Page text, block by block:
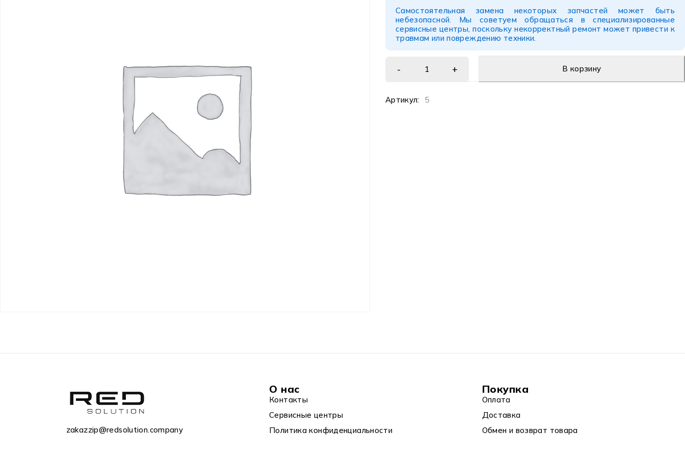
Самостоятельная замена некоторых запчастей может быть
небезопасной. Мы советуем обращаться в специализированные
сервисные центры, поскольку некорректный ремонт может привести к
травмам или повреждению техники.
В корзину
Артикул: 5
zakazzip@redsolution.company
О нас
Контакты
Сервисные центры
Политика конфиденциальности
Покупка
Оплата
Доставка
Обмен и возврат товара